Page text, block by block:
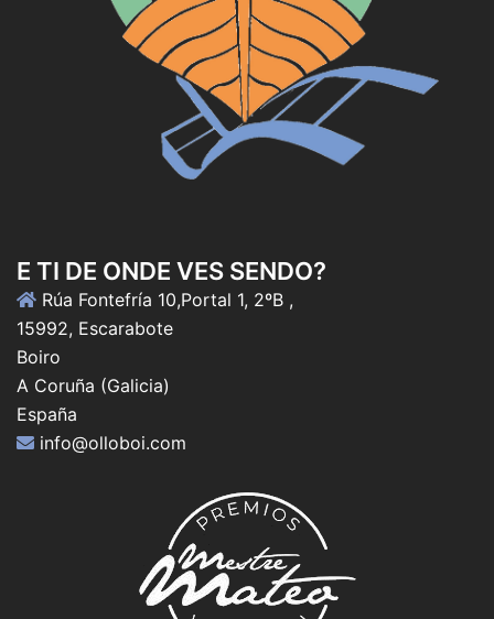
E TI DE ONDE VES SENDO?
Rúa Fontefría 10,Portal 1, 2ºB ,
15992, Escarabote
Boiro
A Coruña (Galicia)
España
info@olloboi.com